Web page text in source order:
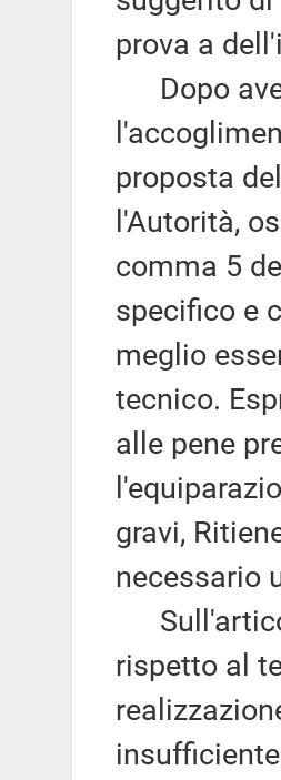
prova a
Dopo
proposta
l'Autorità,
comma 5
specifico e
meglio
tecnico.
alle pene
gravi,
necessario
rispetto al